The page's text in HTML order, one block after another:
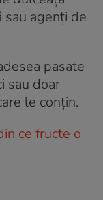
sau agenți de
pasate
sau doar
le conțin.
ce fructe o